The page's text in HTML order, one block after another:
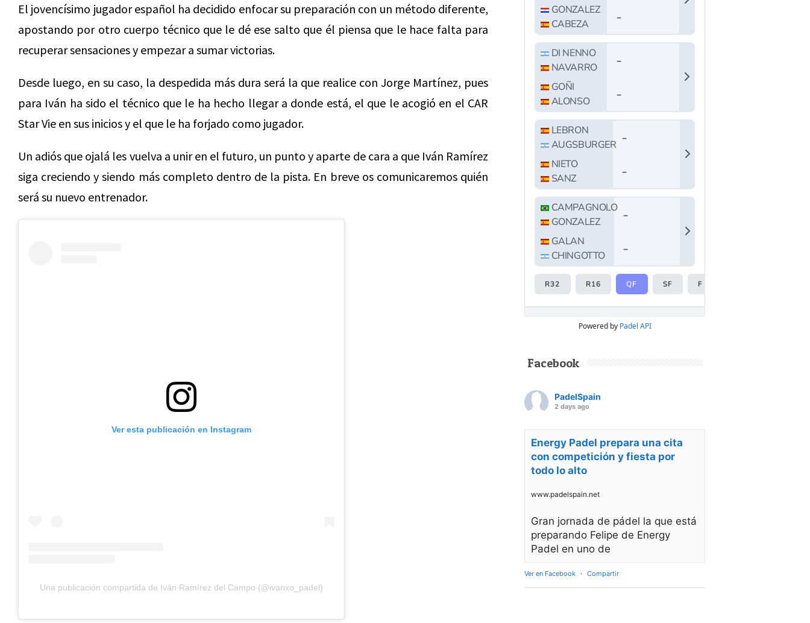
El jovencísimo jugador español ha decidido enfocar su preparación con un método diferente,
apostando por otro cuerpo técnico que le dé ese salto que él piensa que le hace falta para
recuperar sensaciones y empezar a sumar victorias.
Desde luego, en su caso, la despedida más dura será la que realice con Jorge Martínez, pues
para Iván ha sido el técnico que le ha hecho llegar a donde está, el que le acogió en el CAR
Star Vie en sus inicios y el que le ha forjado como jugador.
Un adiós que ojalá les vuelva a unir en el futuro, un punto y aparte de cara a que Iván Ramírez
siga creciendo y siendo más completo dentro de la pista. En breve os comunicaremos quién
será su nuevo entrenador.
Ver esta publicación en Instagram
Una publicación compartida de Iván Ramírez del Campo (@ivanxo_padel)
Powered by Padel API
Facebook
PadelSpain
2 days ago
Energy Padel prepara una cita
con competición y fiesta por
todo lo alto
www.padelspain.net
Gran jornada de pádel la que está
preparando Felipe de Energy
Padel en uno de
Ver en Facebook · Compartir